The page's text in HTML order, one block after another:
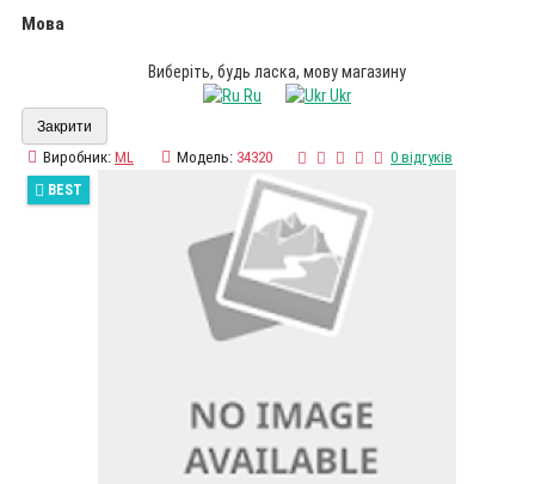
Мова
Виберіть, будь ласка, мову магазину
Ru
Ukr
Закрити
Виробник: ML Модель: 34320 0 відгуків
BEST